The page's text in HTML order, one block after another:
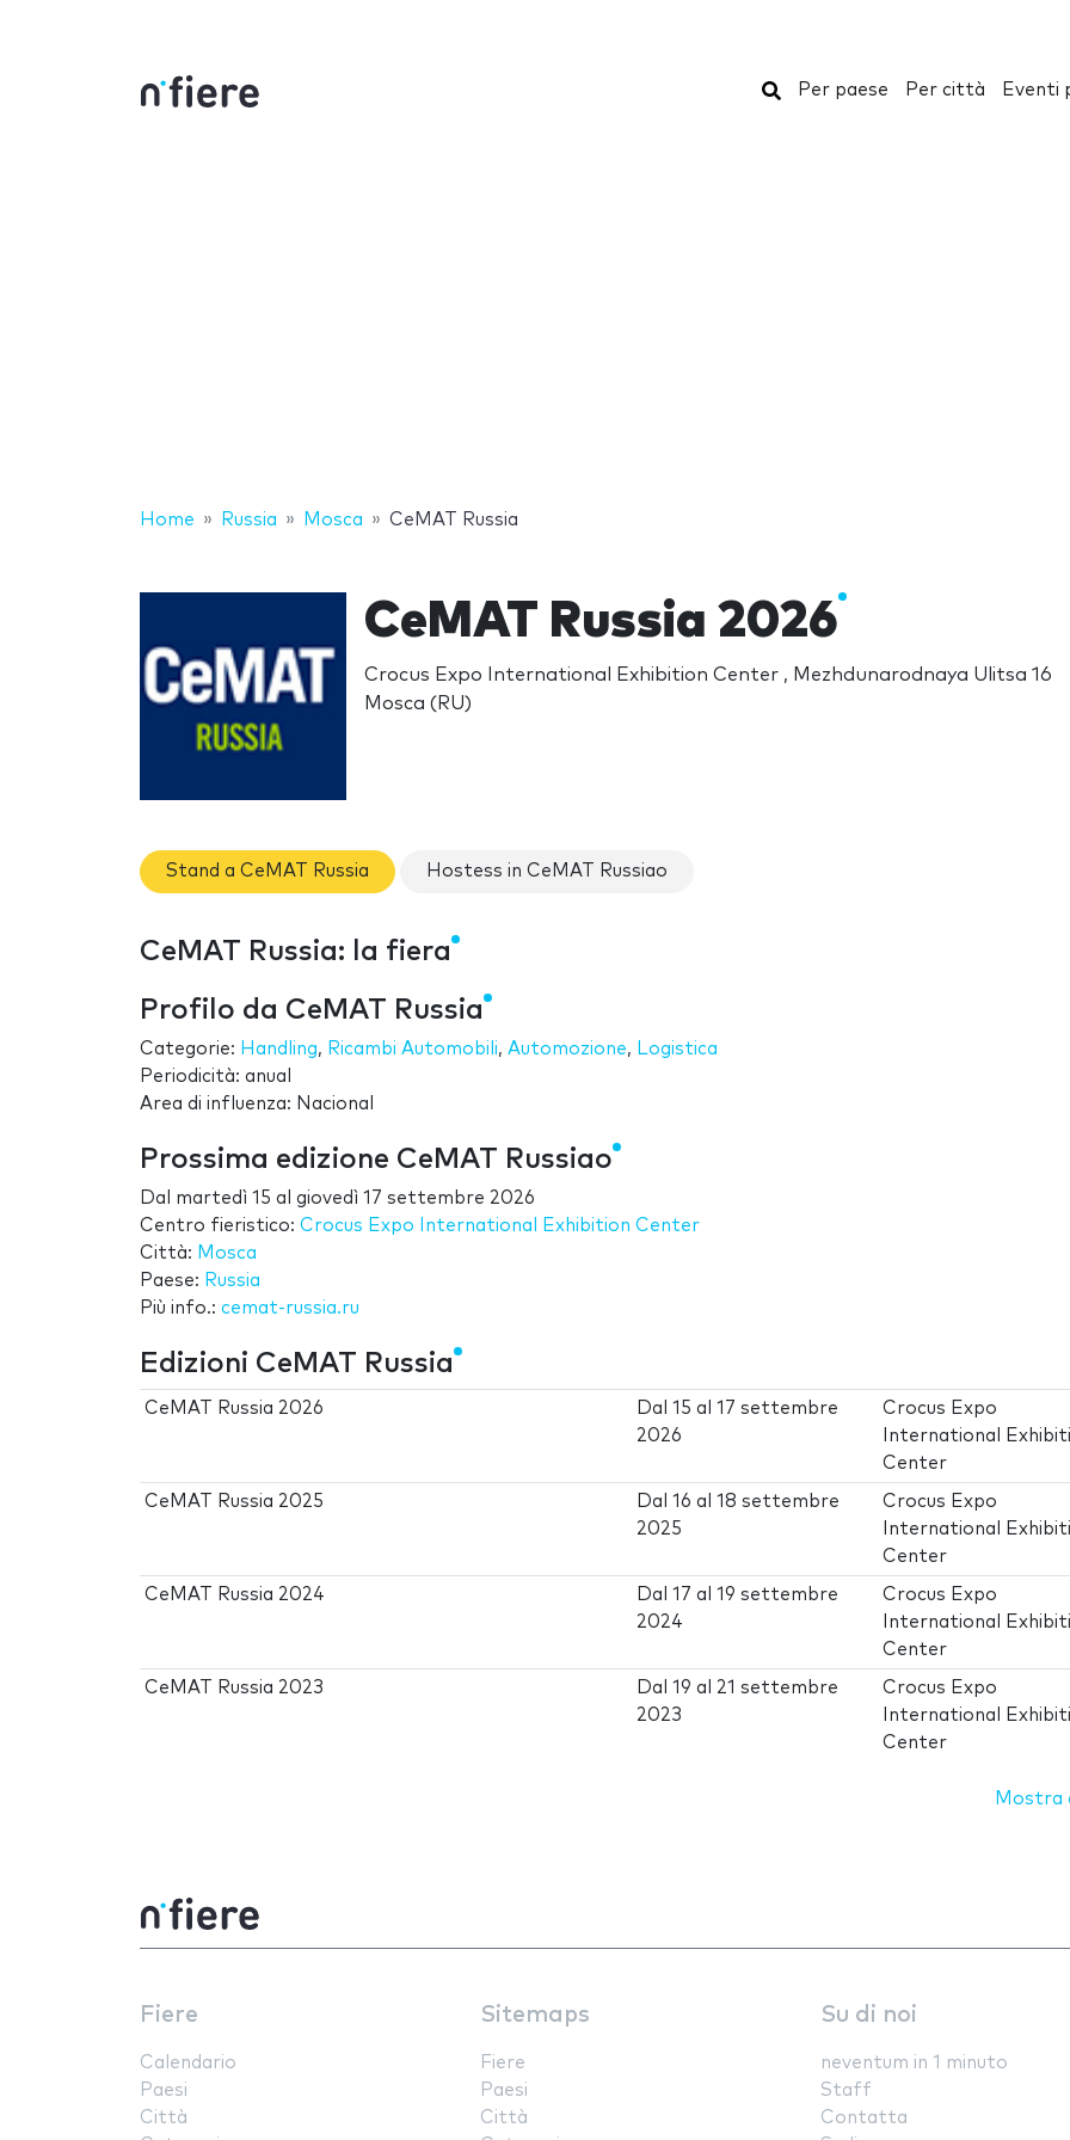
Cerca
Per paese Per città Eventi
Home Russia Mosca CeMAT Russia
CeMAT Russia 2026
Crocus Expo International Exhibition Center , Mezhdunarodnaya Ulitsa 16
Mosca (RU)
Stand a CeMAT Russia Hostess in CeMAT Russiao
CeMAT Russia: la fiera
Profilo da CeMAT Russia
Categorie: Handling, Ricambi Automobili, Automozione, Logistica
Periodicità: anual
Area di influenza: Nacional
Prossima edizione CeMAT Russiao
Dal martedì 15 al giovedì 17 settembre 2026
Centro fieristico: Crocus Expo International Exhibition Center
Città: Mosca
Paese: Russia
Più info.: cemat-russia.ru
Edizioni CeMAT Russia
CeMAT Russia 2026 Dal15 al17 settembre
2026
Crocus Expo
International
Center
CeMAT Russia 2025 Dal16 al18 settembre
2025
Crocus Expo
International
Center
CeMAT Russia 2024 Dal17 al19 settembre
2024
Crocus Expo
International
Center
CeMAT Russia 2023 Dal19 al 21 settembre
2023
Crocus Expo
International
Center
Mostra
Fiere
Calendario
Paesi
Città
Sitemaps
Fiere
Paesi
Città
Su di noi
neventum in 1 minuto
Staff
Contatta